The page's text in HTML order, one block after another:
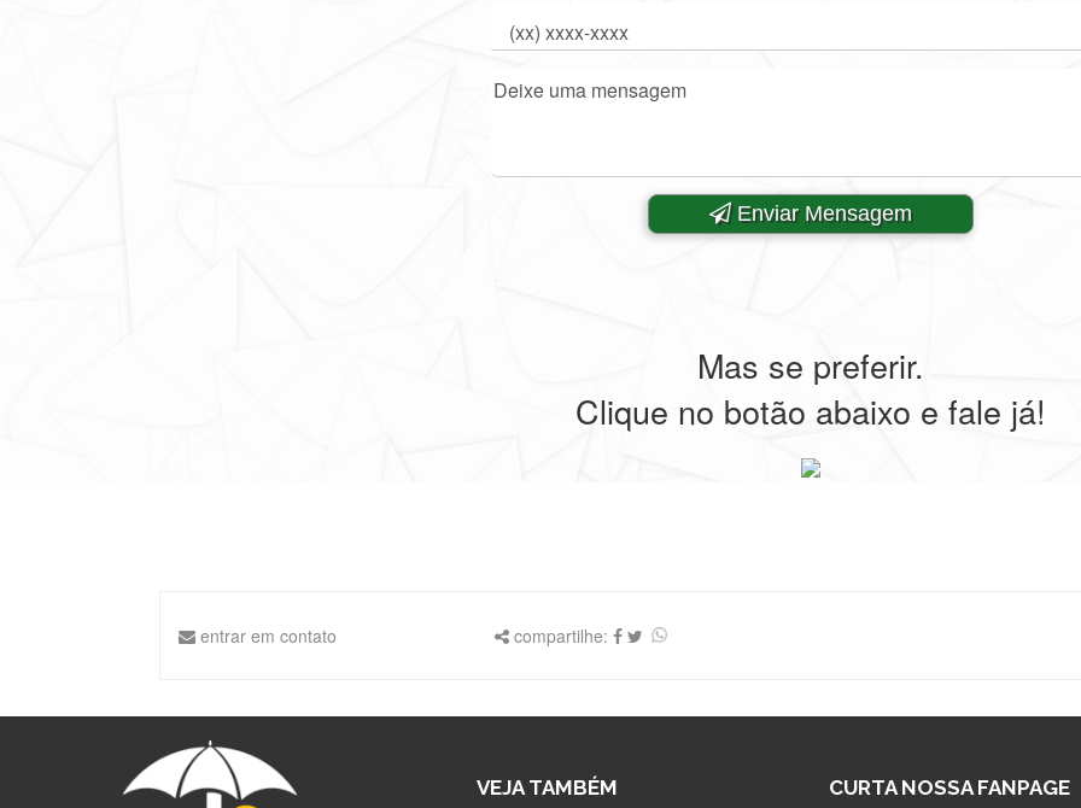
Enviar Mensagem
Mas se preferir.
Clique no botão abaixo e fale já!
entrar em contato compartilhe:
VEJA TAMBÉM CURTA NOSSA FANPAGE